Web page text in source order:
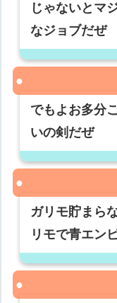
じゃないとマ
なジョブだぜ
でもよお多分
いの剣だぜ
ガリモ貯まら
リモで青エン